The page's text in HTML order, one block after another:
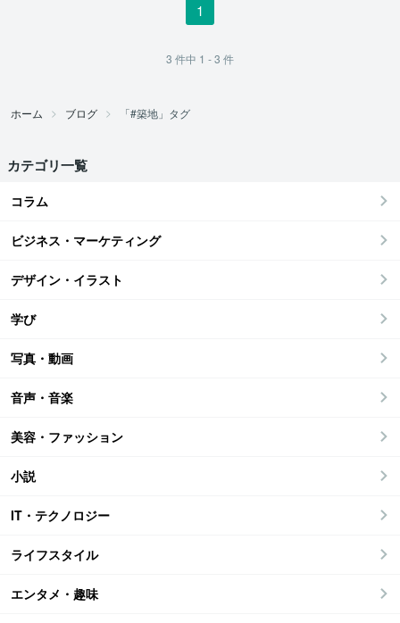
1
3 件中 1 - 3 件
ホーム ブログ 「#築地」タグ
カテゴリ一覧
コラム
ビジネス・マーケティング
デザイン・イラスト
学び
写真・動画
音声・音楽
美容・ファッション
小説
IT・テクノロジー
ライフスタイル
エンタメ・趣味